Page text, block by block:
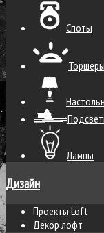
Споты
Торшеры
Лампы
Дизайн
Проекты Loft
Декор лофт